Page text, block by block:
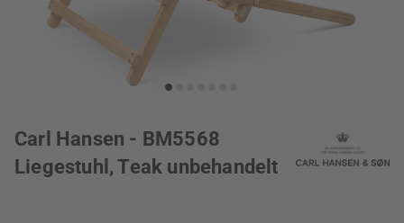
Carl Hansen - BM5568
Liegestuhl, Teak unbehandelt